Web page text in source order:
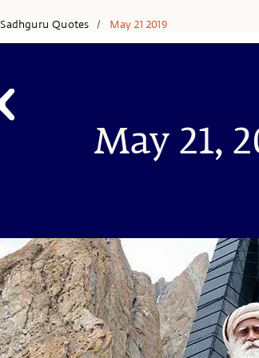
Sadhguru Quotes / May 21 2019
May 21,